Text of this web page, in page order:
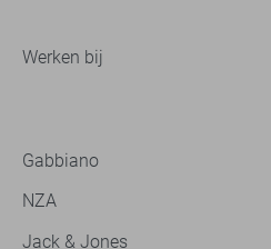
Werken bij
Gabbiano
NZA
Jack & Jones